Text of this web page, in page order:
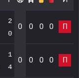
2
0
0 0 0 0 П
1
4
0 0 0 0 П